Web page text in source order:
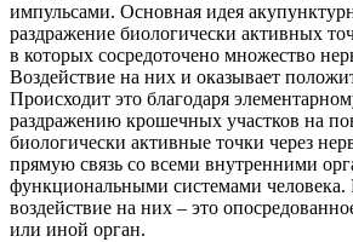
импульсами. Основная идея
раздражение биологически активных
в которых сосредоточено множество
Воздействие на них и оказывает
Происходит это благодаря
раздражению крошечных участков на
биологически активные точки через
прямую связь со всеми внутренними
функциональными системами человека.
воздействие на них – это
или иной орган.